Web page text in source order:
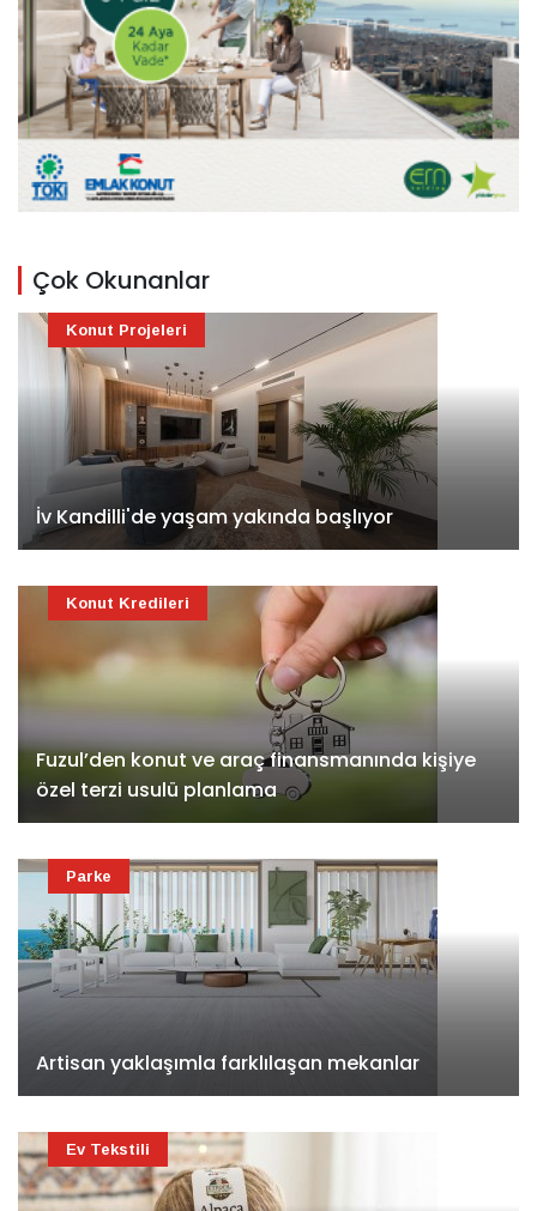
Çok Okunanlar
İv Kandilli'de yaşam yakında başlıyor
Konut Projeleri
Fuzul’den konut ve araç finansmanında kişiye
özel terzi usulü planlama
Konut Kredileri
Artisan yaklaşımla farklılaşan mekanlar
Parke
Ev Tekstili